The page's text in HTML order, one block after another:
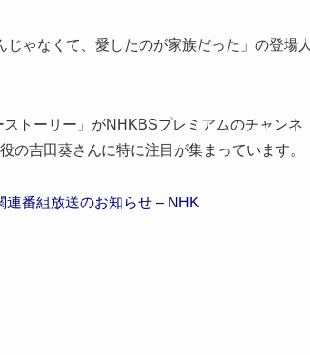
ゃなくて、愛したのが家族だった」の登場人
トーリー」がNHKBSプレミアムのチャンネ
の吉田葵さんに特に注目が集まっています。
連番組放送のお知らせ – NHK